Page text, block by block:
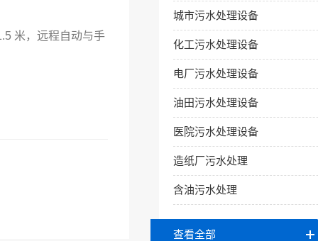
米，远程自动与手
城市污水处理设备
化工污水处理设备
电厂污水处理设备
油田污水处理设备
医院污水处理设备
造纸厂污水处理
含油污水处理
查看全部